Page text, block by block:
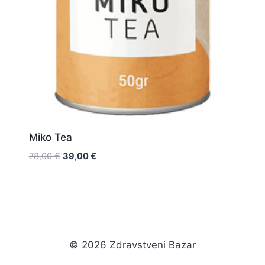
Miko Tea
78,00€ Original
39,00€Current
© 2026 Zdravstveni Bazar